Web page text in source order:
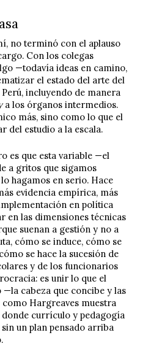
no terminó con el aplauso
Con los colegas
—todavía ideas en camino,
el estado del arte del
incluyendo de manera
a los órganos intermedios.
más, sino como lo que el
del estudio a la escala.
es que esta variable —el
a gritos que sigamos
hagamos en serio. Hace
evidencia empírica, más
en política
en las dimensiones técnicas
suenan a gestión y no a
cómo se induce, cómo se
se hace la sucesión de
y de los funcionarios
es unir lo que el
cabeza que concibe y las
Hargreaves muestra
currículo y pedagogía
un plan pensado arriba